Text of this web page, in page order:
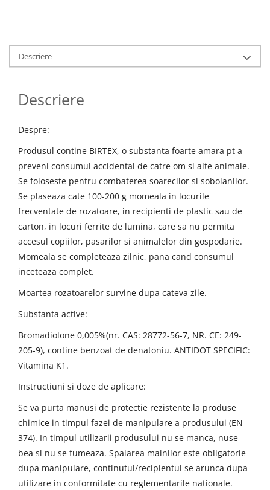
Descriere
Descriere
Despre:
Produsul contine BIRTEX, o substanta foarte amara pt a
preveni consumul accidental de catre om si alte animale.
Se foloseste pentru combaterea soarecilor si sobolanilor.
Se plaseaza cate 100-200 g momeala in locurile
frecventate de rozatoare, in recipienti de plastic sau de
carton, in locuri ferrite de lumina, care sa nu permita
accesul copiilor, pasarilor si animalelor din gospodarie.
Momeala se completeaza zilnic, pana cand consumul
inceteaza complet.
Moartea rozatoarelor survine dupa cateva zile.
Substanta active:
Bromadiolone 0,005%(nr. CAS: 28772-56-7, NR. CE: 249-
205-9), contine benzoat de denatoniu. ANTIDOT SPECIFIC:
Vitamina K1.
Instructiuni si doze de aplicare:
Se va purta manusi de protectie rezistente la produse
chimice in timpul fazei de manipulare a produsului (EN
374). In timpul utilizarii produsului nu se manca, nuse
bea si nu se fumeaza. Spalarea mainilor este obligatorie
dupa manipulare, continutul/recipientul se arunca dupa
utilizare in conformitate cu reglementarile nationale.